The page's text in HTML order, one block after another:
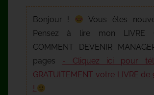
Bonjour !
Vous êtes
Pensez à lire mon LIVRE
COMMENT DEVENIR
pages - Cliquez ici pour
GRATUITEMENT votre LIVRE de
!